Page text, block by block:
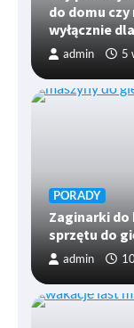
do domu
wyłącznie
admin 5
PORADY
Zaginarki do
sprzętu do
admin